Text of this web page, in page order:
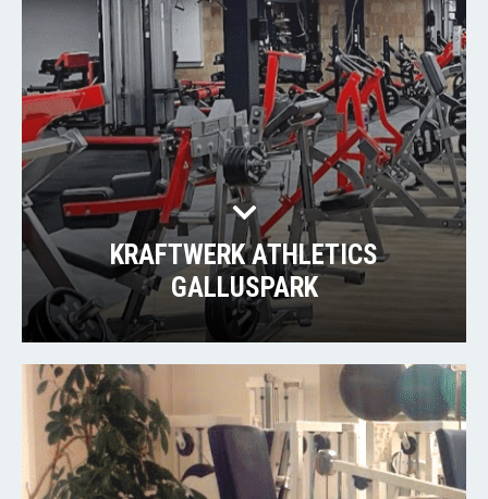
KRAFTWERK ATHLETICS
GALLUSPARK